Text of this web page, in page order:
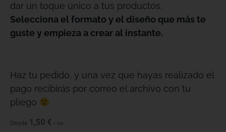
dar un toque único a tus productos.
Selecciona el formato y el diseño que más te
guste y empieza a crear al instante.
Haz tu pedido, y una vez que hayas realizado el
pago recibirás por correo el archivo con tu
pliego
Desde 1,50 € + IVA